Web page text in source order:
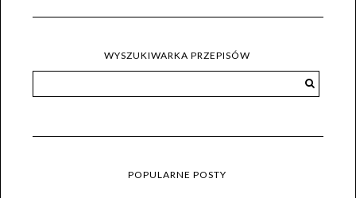
WYSZUKIWARKA PRZEPISÓW
POPULARNE POSTY